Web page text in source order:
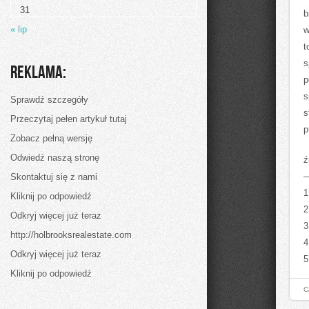
każdego
31
« lip
Reklama:
Sprawdź szczegóły
Przeczytaj pełen artykuł tutaj
Zobacz pełną wersję
Odwiedź naszą stronę
Skontaktuj się z nami
Kliknij po odpowiedź
Odkryj więcej już teraz
http://holbrooksrealestate.com
Odkryj więcej już teraz
Kliknij po odpowiedź